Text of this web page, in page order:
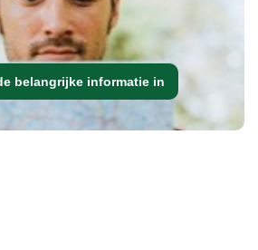
belangrijke informatie in